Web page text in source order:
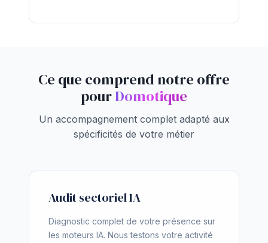
Ce que comprend notre offre
pourDomotique
Un accompagnement complet adapté aux
spécificités de votre métier
Audit sectoriel IA
Diagnostic complet de votre présence sur
les moteurs IA. Nous testons votre activité